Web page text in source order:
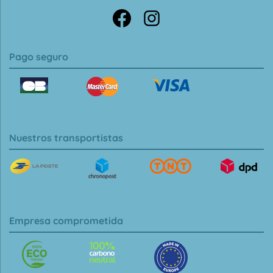
Pago seguro
Nuestros transportistas
Empresa comprometida